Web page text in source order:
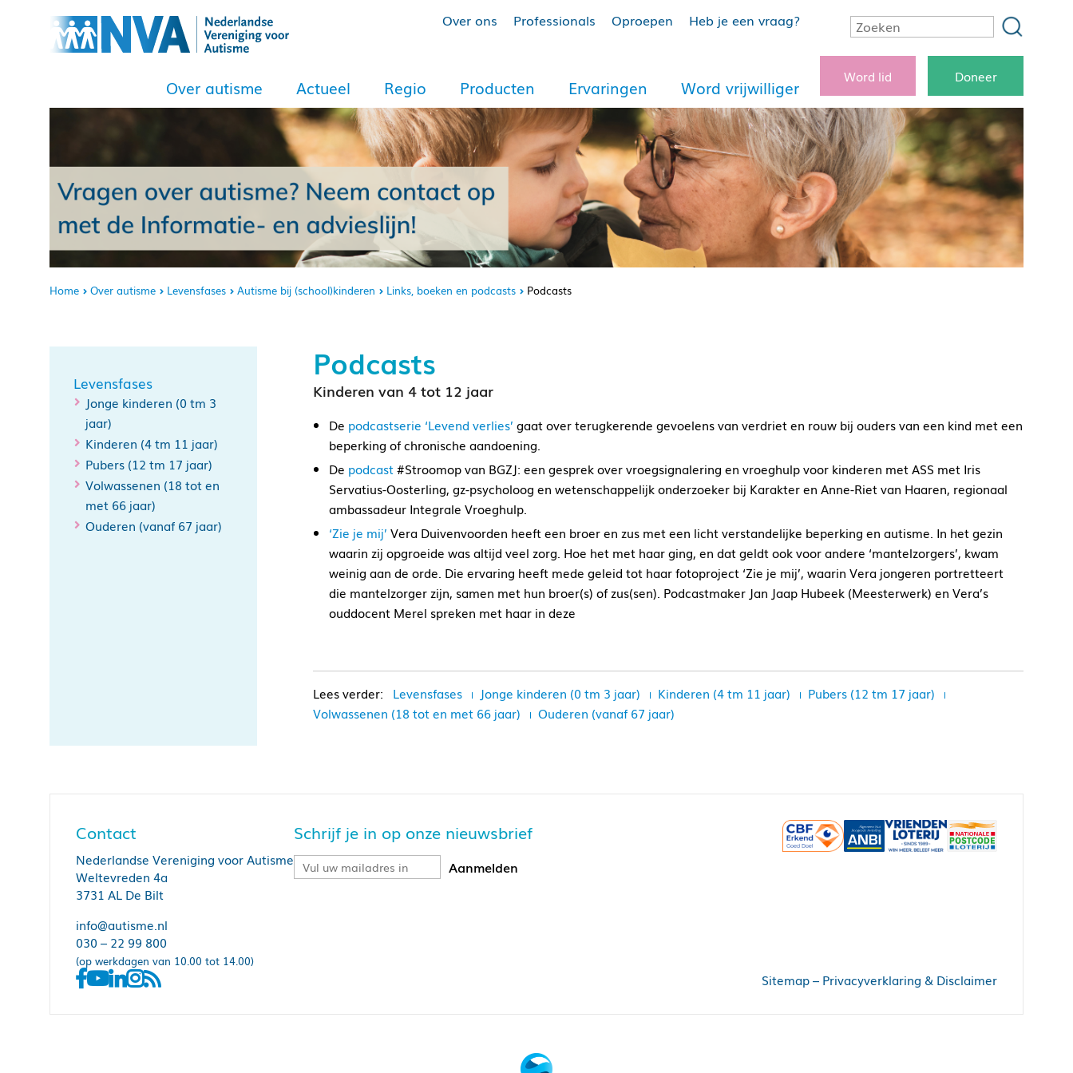
Over ons Professionals Oproepen Heb je een vraag?
Over autisme Actueel Regio Producten Ervaringen Word vrijwilliger
Word lid Doneer
Home Over autisme Levensfases Autisme bij (school)kinderen Links, boeken en podcasts Podcasts
Levensfases
Jonge kinderen (0 tm 3
jaar)
Kinderen (4 tm 11 jaar)
Pubers (12 tm 17 jaar)
Volwassenen (18 tot en
met 66 jaar)
Ouderen (vanaf 67 jaar)
Podcasts
Kinderen van 4 tot 12 jaar
De podcastserie ‘Levend verlies’ gaat over terugkerende gevoelens van verdriet en rouw bij ouders van een kind met een
beperking of chronische aandoening.
De podcast#Stroomop van BGZJ: een gesprek over vroegsignalering en vroeghulp voor kinderen met ASS met Iris
Servatius-Oosterling, gz-psycholoog en wetenschappelijk onderzoeker bij Karakter en Anne-Riet van Haaren, regionaal
ambassadeur Integrale Vroeghulp.
‘Zie je mij’ Vera Duivenvoorden heeft een broer en zus met een licht verstandelijke beperking en autisme. In het gezin
waarin zij opgroeide was altijd veel zorg. Hoe het met haar ging, en dat geldt ook voor andere ‘mantelzorgers’, kwam
weinig aan de orde. Die ervaring heeft mede geleid tot haar fotoproject ‘Zie je mij’, waarin Vera jongeren portretteert
die mantelzorger zijn, samen met hun broer(s) of zus(sen). Podcastmaker Jan Jaap Hubeek (Meesterwerk) en Vera’s
ouddocent Merel spreken met haar in deze
Levensfases Jonge kinderen (0 tm 3 jaar) Kinderen (4 tm 11 jaar)
Pubers (12 tm 17 jaar)
Volwassenen (18 tot en met 66 jaar)
Ouderen (vanaf 67 jaar)
Contact
Nederlandse Vereniging voor Autisme
Weltevreden 4a
3731 AL De Bilt
info@autisme.nl
030 – 22 99 800
(op werkdagen van 10.00 tot 14.00)
Schrijf je in op onze nieuwsbrief
Sitemap– Privacyverklaring & Disclaimer